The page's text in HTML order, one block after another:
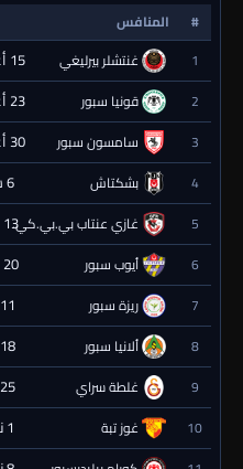
# المنافس
1
غنتشلر بيرليغي 15 أغسطس 2026 - 21:30
2 قونيا سبور 23 أغسطس 2026 - 20:00
3 سامسون سبور 30 أغسطس 2026 - 20:00
4 بشكتاش 6 سبتمبر 2026 - 20:00
5 غازي عنتاب بي.بي.كي.13 سبتمبر 2026 - 20:00
6 أيوب سبور 20 سبتمبر 2026 - 20:00
7 ريزة سبور 11 أكتوبر 2026 - 20:00
8 ألانيا سبور 18 أكتوبر 2026 - 20:00
9 غلطة سراي 25 أكتوبر 2026 - 20:00
10 غوز تبة 1 نوفمبر 2026 - 19:00